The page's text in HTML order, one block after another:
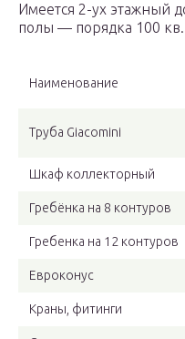
Имеется 2-ух этажный
полы — порядка 100
Наименование
Труба Giacomini
Шкаф коллекторный
Гребёнка на 8 контуров
Гребенка на 12 контуров
Евроконус
Краны, фитинги